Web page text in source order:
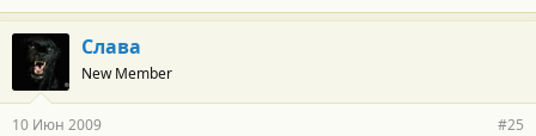
Слава
New Member
10 Июн 2009 #25